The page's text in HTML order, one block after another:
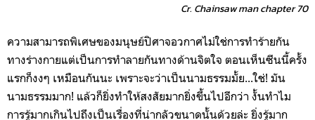
Cr. Chainsaw man chapter 70
ความสามารถพิเศษของมนุษย์ปิศาจอวกาศไม่ใช่การทำร้ายกัน
ทางร่างกายแต่เป็นการทำลายกันทางด้านจิตใจ ตอนเห็นซีนนี้ครั้ง
แรกก็งงๆ เหมือนกันนะ เพราะจะว่าเป็นนามธรรมมั้ย...ใช่! มัน
นามธรรมมาก! แล้วก็ยิ่งทำให้สงสัยมากยิ่งขึ้นไปอีกว่า งั้นทำไม
การรู้มากเกินไปถึงเป็นเรื่องที่น่ากลัวขนาดนั้นด้วยล่ะ ยิ่งรู้มาก